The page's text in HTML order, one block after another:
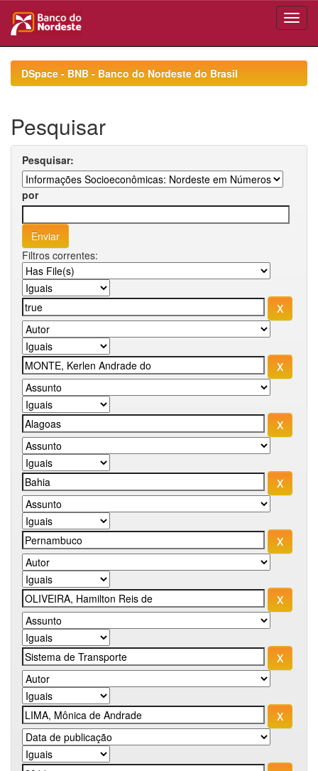
navigationDSpace - BNB - Banco do Nordeste do Brasil
Pesquisar
Pesquisar:
por
Filtros correntes: